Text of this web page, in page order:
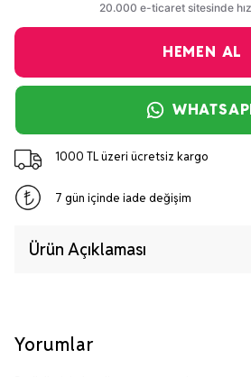
HEMEN AL
1000 TL üzeri ücretsiz kargo
7 gün içinde iade değişim
Ürün Açıklaması
Yorumlar